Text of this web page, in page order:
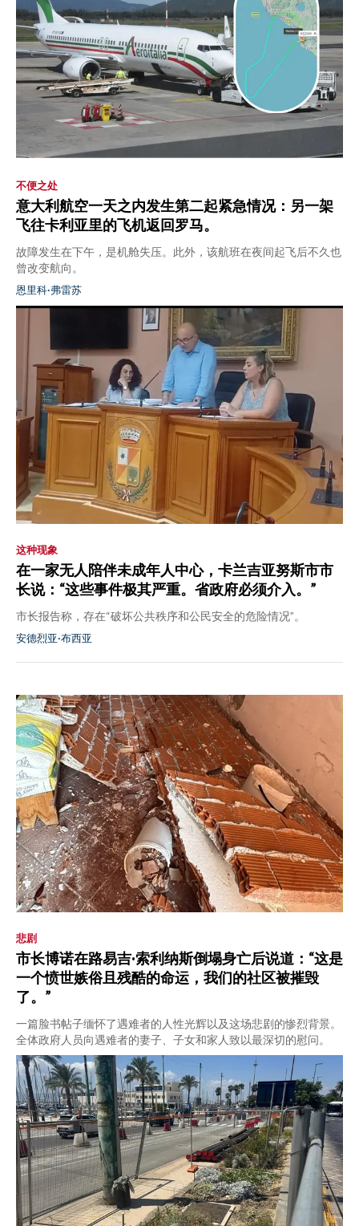
不便之处
意大利航空一天之内发生第二起紧急情况：另一架
飞往卡利亚里的飞机返回罗马。
故障发生在下午，是机舱失压。此外，该航班在夜间起飞后不久也
曾改变航向。
恩里科·弗雷苏
这种现象
在一家无人陪伴未成年人中心，卡兰吉亚努斯市市
长说：“这些事件极其严重。省政府必须介入。”
市长报告称，存在“破坏公共秩序和公民安全的危险情况”。
安德烈亚·布西亚
悲剧
市长博诺在路易吉·索利纳斯倒塌身亡后说道：“这是
一个愤世嫉俗且残酷的命运，我们的社区被摧毁
了。”
一篇脸书帖子缅怀了遇难者的人性光辉以及这场悲剧的惨烈背景。
全体政府人员向遇难者的妻子、子女和家人致以最深切的慰问。